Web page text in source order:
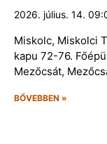
2026. július. 14.
Miskolc, Miskolci
kapu 72-76.
Mezőcsát,
BŐVEBBEN »